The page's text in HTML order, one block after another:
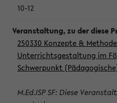
10-12
250330 Konzepte &
Unterrichtsgestaltung im
Schwerpunkt
M.Ed.ISP SF: Diese